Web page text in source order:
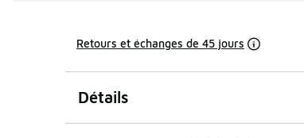
Retours et échanges de 45 jours
Détails